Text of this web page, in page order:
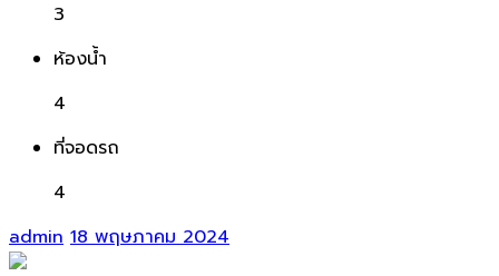
3
ห้องน้ำ
4
ที่จอดรถ
4
admin 18 พฤษภาคม 2024